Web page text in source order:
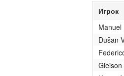
Игрок
Manuel
Dušan